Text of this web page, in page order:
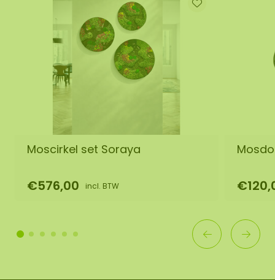
Moscirkel set Soraya
€576,00 incl. BTW